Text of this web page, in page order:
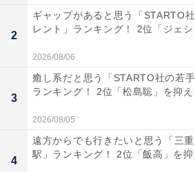
2
ギャップがあると思う「STARTO
レント」ランキング！ 2位「ジェシ
2026/08/06
3
癒し系だと思う「STARTO社の若手
ランキング！ 2位「松島聡」を抑え
2026/08/05
4
遠方からでも行きたいと思う「三
駅」ランキング！ 2位「飯高」を抑